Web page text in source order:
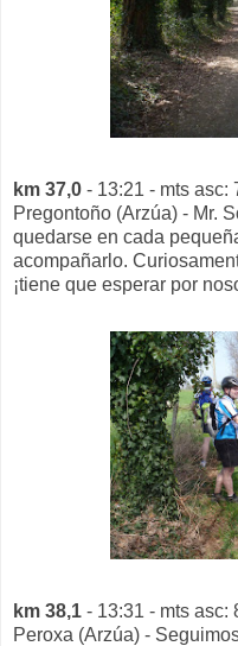
km 37,0 - 13:21 - mts asc:
Pregontoño (Arzúa) - Mr.
quedarse en cada
acompañarlo.
¡tiene que esperar por
km 38,1 - 13:31 - mts asc:
Peroxa (Arzúa) -